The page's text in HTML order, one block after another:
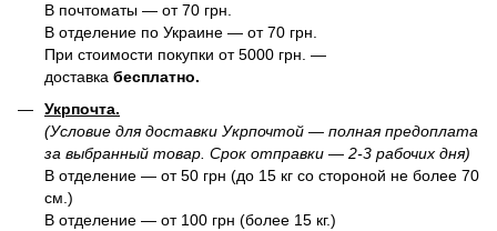
В почтоматы — от 70 грн.
В отделение по Украине — от 70 грн.
При стоимости покупки от 5000 грн. —
доставка бесплатно.
Укрпочта.
(Условие для доставки Укрпочтой — полная предоплата
за выбранный товар. Срок отправки — 2-3 рабочих дня)
В отделение — от 50 грн (до 15 кг со стороной не более 70
см.)
В отделение — от 100 грн (более 15 кг.)